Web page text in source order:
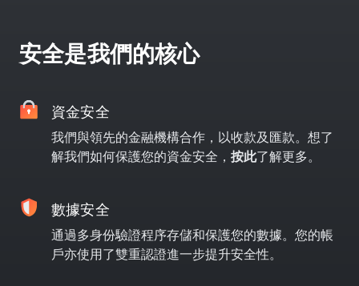
安全是我們的核心
資金安全
我們與領先的金融機構合作，以收款及匯款。想了
解我們如何保護您的資金安全， 按此了解更多。
數據安全
通過多身份驗證程序存儲和保護您的數據。您的帳
戶亦使用了雙重認證進一步提升安全性。